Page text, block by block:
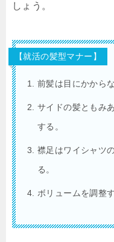
しょう。
【就活の髪型マナー】
前髪は目にかから
サイドの髪ともみ
する。
襟足はワイシャツ
る。
ボリュームを調整す